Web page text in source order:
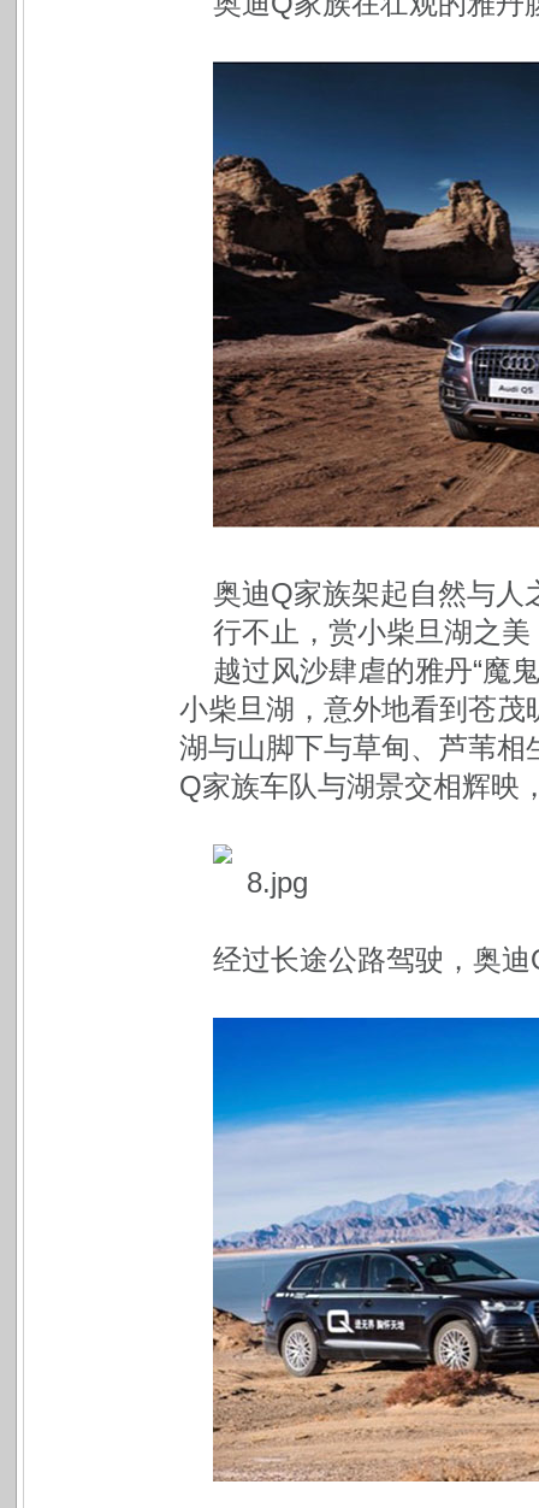
奥迪Q家族架起自然与人
行不止，赏小柴旦湖之美
越过风沙肆虐的雅丹“魔
小柴旦湖，意外地看到苍
湖与山脚下与草甸、芦苇
Q家族车队与湖景交相辉映
经过长途公路驾驶，奥